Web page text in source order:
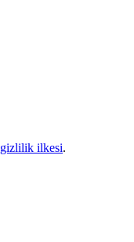
gizlilik ilkesi.